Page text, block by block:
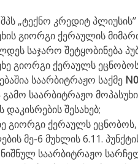
„ტექნო კრედიტ
გიორგი ქერაულის
საჯარო შეტყობინება
გიორგი ქერაულს
საარბიტრაჟო საქმე
გამო საარბიტრაჟო
შესახებ;
გიორგი ქერაულს
მე-6 მუხლის 6.11.
საარბიტრაჟო